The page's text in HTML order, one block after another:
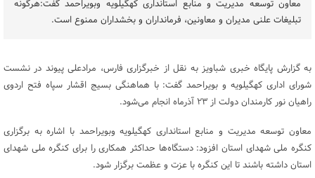
معاون توسعه مدیریت و منابع استانداری کهگیلویه وبویراحمد گفت:هرگونه
تبلیغات علنی مدیران و معاونین، فرمانداران و بخشداران ممنوع است.
به گزارش پایگاه خبری شباویز به نقل از خبرگزاری فارس، مرادعلی پیوند در نشست
شورای اداری کهگیلویه و بویراحمد گفت: با هماهنگی بسیج اقشار سپاه فتح اردوی
راهیان نور کارمندان دولت از ۲۳ آذرماه انجام می‌شود.
معاون توسعه مدیریت و منابع استانداری کهگیلویه وبویراحمد با اشاره به برگزاری
کنگره ملی شهدای استان افزود: دستگاه‌ها حداکثر همکاری را برای کنگره ملی شهدای
استان داشته باشند تا این کنگره با عزت و عظمت برگزار شود.